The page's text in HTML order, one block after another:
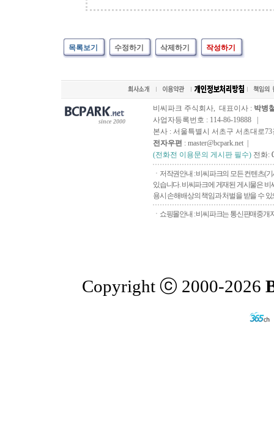
목록보기 수정하기 삭제하기 작성하기
since 2000
비씨파크 주식회사, 대표이사 : 박병
사업자등록번호 : 114-86-19888 |
본사 : 서울특별시 서초구 서초대로73
전자우편 : master@bcpark.net |
(전화전 이용문의 게시판 필수) 전화:
ㆍ저작권안내 : 비씨파크의 모든 컨텐츠(
있습니다. 비씨파크에 게재된 게시물은
용시 손해배상의 책임과 처벌을 받을 수
ㆍ쇼핑몰안내 : 비씨파크는 통신판매중개
Copyright ⓒ 2000-2026